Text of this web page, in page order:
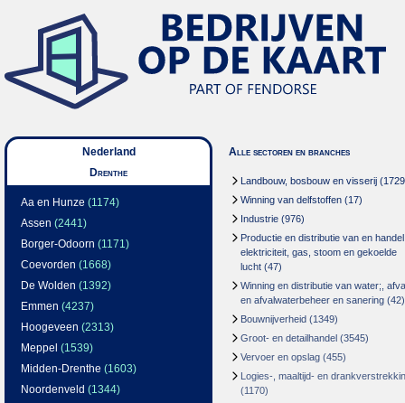
Nederland
Drenthe
Aa en Hunze (1174)
Assen (2441)
Borger-Odoorn (1171)
Coevorden (1668)
De Wolden (1392)
Emmen (4237)
Hoogeveen (2313)
Meppel (1539)
Midden-Drenthe (1603)
Noordenveld (1344)
Alle sectoren en branches
Landbouw, bosbouw en visserij
Winning van delfstoffen (17)
Industrie (976)
Productie en distributie van en
elektriciteit, gas, stoom en gekoelde
lucht (47)
Winning en distributie van water;,
en afvalwaterbeheer en sanering (42)
Bouwnijverheid (1349)
Groot- en detailhandel (3545)
Vervoer en opslag (455)
Logies-, maaltijd- en
(1170)